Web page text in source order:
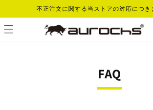
ンツに
進む
不正注文に関する当ストアの対応につき
FAQ